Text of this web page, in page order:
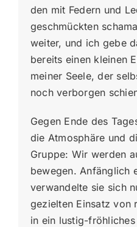
den mit Federn und
geschmückten
weiter, und ich gebe
bereits einen kleinen
meiner Seele, der
noch verborgen
Gegen Ende des
die Atmosphäre und
Gruppe: Wir werden
bewegen. Anfänglich
verwandelte sie sich
gezielten Einsatz von
in ein lustig-fröhliches